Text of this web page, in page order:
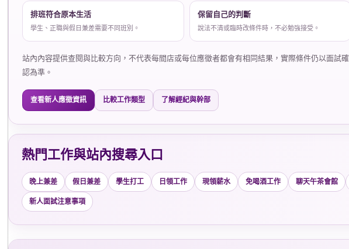
排班符合原本生活
學生、正職與假日兼差需要不同班別。
保留自己的判斷
說法不清或臨時改條件時，不必勉強接受。
站內內容提供查閱與比較方向，不代表每間店或每位應徵者都會有相同結果，實際條件仍以面試確
認為準。
查看新人應徵資訊 比較工作類型 了解經紀與幹部
熱門工作與站內搜尋入口
晚上兼差 假日兼差 學生打工 日領工作 現領薪水 免喝酒工作 聊天午茶會館
新人面試注意事項